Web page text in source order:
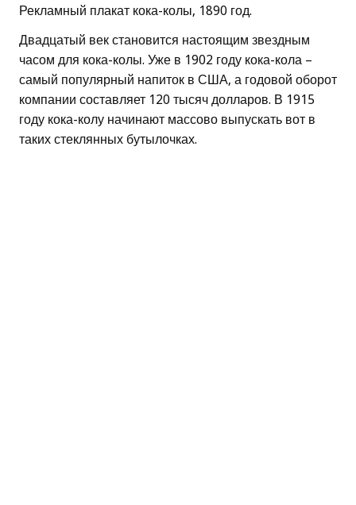
Рекламный плакат кока-колы, 1890 год.
Двадцатый век становится настоящим звездным
часом для кока-колы. Уже в 1902 году кока-кола –
самый популярный напиток в США, а годовой оборот
компании составляет 120 тысяч долларов. В 1915
году кока-колу начинают массово выпускать вот в
таких стеклянных бутылочках.